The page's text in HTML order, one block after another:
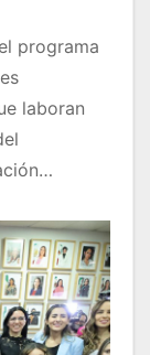
programa
laboran